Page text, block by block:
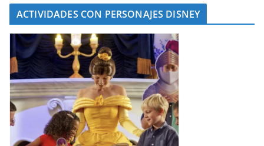
ACTIVIDADES CON PERSONAJES DISNEY